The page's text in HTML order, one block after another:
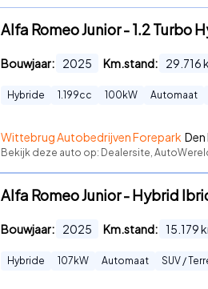
Alfa Romeo Junior - 1.2 Turbo
Bouwjaar: 2025 Km.stand: 29.716
Hybride 1.199cc 100 kW Automaat
Wittebrug Autobedrijven Forepark Den
Bekijk deze auto op: Dealersite,
Alfa Romeo Junior - Hybrid
Bouwjaar: 2025 Km.stand: 15.179
Hybride 107 kW Automaat SUV /